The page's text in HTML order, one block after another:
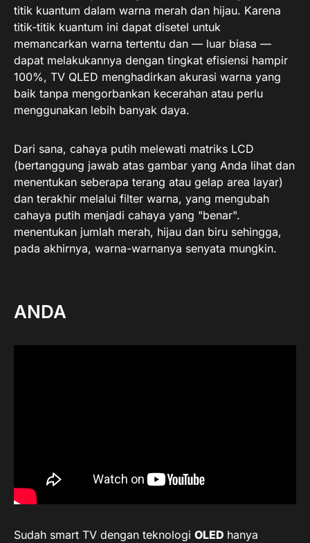
titik kuantum dalam warna merah dan hijau. Karena
titik-titik kuantum ini dapat disetel untuk
memancarkan warna tertentu dan — luar biasa —
dapat melakukannya dengan tingkat efisiensi hampir
100%, TV QLED menghadirkan akurasi warna yang
baik tanpa mengorbankan kecerahan atau perlu
menggunakan lebih banyak daya.
Dari sana, cahaya putih melewati matriks LCD
(bertanggung jawab atas gambar yang Anda lihat dan
menentukan seberapa terang atau gelap area layar)
dan terakhir melalui filter warna, yang mengubah
cahaya putih menjadi cahaya yang "benar".
menentukan jumlah merah, hijau dan biru sehingga,
pada akhirnya, warna-warnanya senyata mungkin.
ANDA
Sudah smart TV dengan teknologi OLED hanya